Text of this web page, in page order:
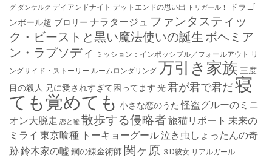
グ ダンケルク デイアンドナイト デットエンドの思い出 トリガール！
ドラゴ
ンボール超 ブロリー ナラタージュ ファンタスティッ
ク・ビーストと黒い魔法使いの誕生 ボヘミア
ン・ラプソディ ミッション：インポッシブル／フォールアウト リ
ングサイド・ストーリー ルームロンダリング万引き家族 三度
目の殺人 兄に愛されすぎて困ってます 光君が君で君だ寝
ても覚めても 小さな恋のうた 怪盗グルーのミニ
オン大脱走 恋と嘘 散歩する侵略者旅猫リポート 未来の
ミライ 東京喰種 トーキョーグール泣き虫しょったんの奇
跡鈴木家の嘘 鋼の錬金術師 関ヶ原 ３D彼女 リアルガール